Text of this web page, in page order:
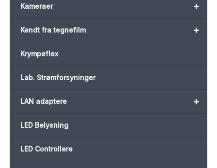
+
Kameraer
+
Kendt fra tegnefilm
Krympeflex
Lab. Strømforsyninger
+
LAN adaptere
LED Belysning
LED Controllere